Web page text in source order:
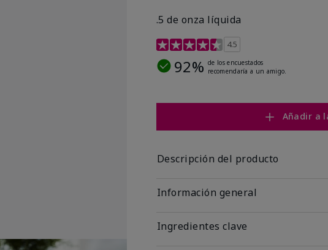
.5 de onza líquida
Calificación de clientes de 3,2 de 5
4.5
92% de los encuestados
recomendaría a un amigo.
Añadir a
Descripción del producto
Información general
Ingredientes clave